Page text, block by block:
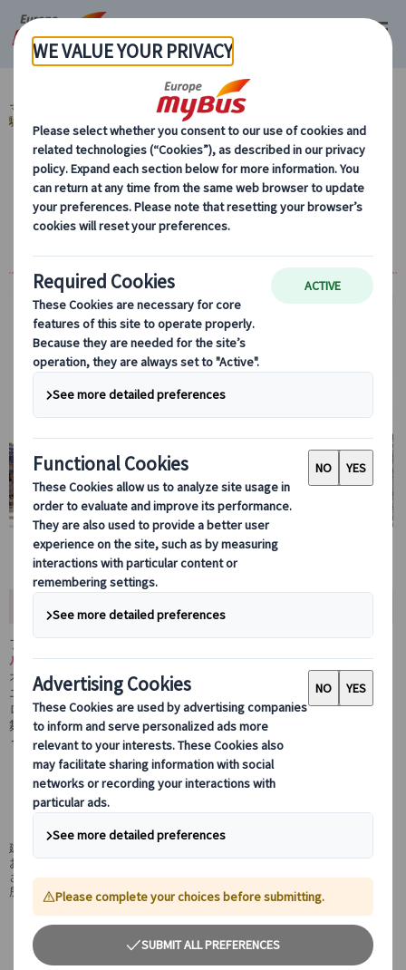
マイバス・ヨーロッパ フランス (67) パリ (67)
験 (3)
オペラ・ガルニエに潜入！ (1)
オペラ・ガルニエ観光 午前/午後（日本語公
認ガイドのプライベート観光案内、オペラ・
おすすめポイント
フランス政府公認ガイドがお客様のペースに合わせて、
ルニエの魅力を余すところなくご案内をします。
オペラ鑑賞のためでないとなかなか入ることのないオペラ・ガルニ
エですが、実は世界三大劇場に数えられているだけあり、美しいバ
ロック建築物そのものも見逃せません。
舞台の主人公になった気持ちでオペラ・ガルニエに潜入しましょ
う！
建築や美術史に詳しい、フランス政府公認日本
語ガイドを4時間(4月～:3時間)チャーター！
建築や美術史に詳しいフランス政府公認日本語ガイドがご案内します。
お客様の疑問にも丁寧にお答えしますので、何でもお気軽にお尋ねくだ
さい。
所要時間内でしたらオペラ座界隈の散策も可能です。
舞台以上の見ごたえ？！知れば知るほど奥の深
いオペラ・ガルニエの建築を知りつくす！